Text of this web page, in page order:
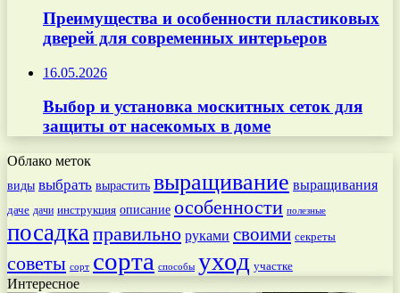
Преимущества и особенности пластиковых
дверей для современных интерьеров
16.05.2026
Выбор и установка москитных сеток для
защиты от насекомых в доме
Облако меток
виды выбрать вырастить выращивание выращивания
даче дачи инструкция описание особенности полезные
посадкаправильно руками своими секреты
советы сорт сорта способы уход участке
Интересное